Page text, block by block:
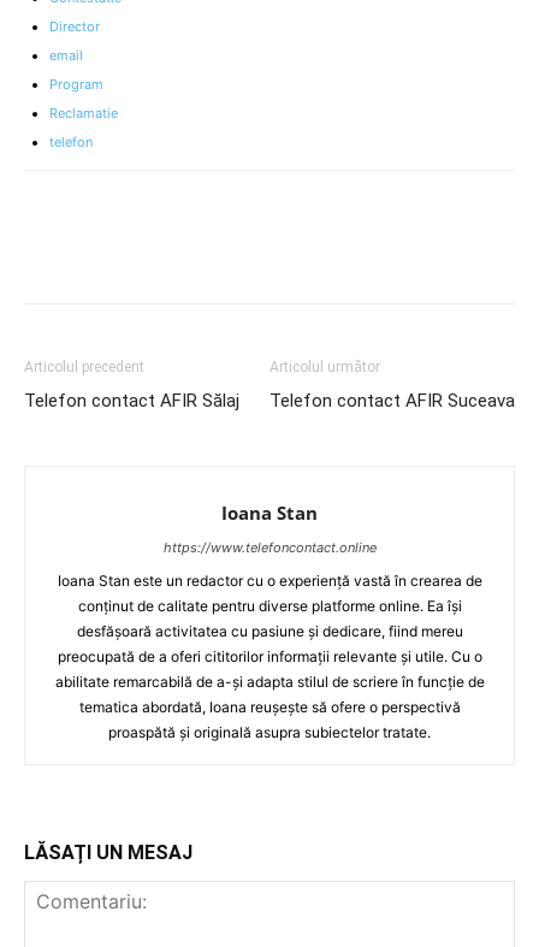
Director
email
Program
Reclamatie
telefon
Articolul precedent
Telefon contact AFIR Sălaj
Articolul următor
Telefon contact AFIR Suceava
Ioana Stan
https://www.telefoncontact.online
Ioana Stan este un redactor cu o experiență vastă în crearea de
conținut de calitate pentru diverse platforme online. Ea își
desfășoară activitatea cu pasiune și dedicare, fiind mereu
preocupată de a oferi cititorilor informații relevante și utile. Cu o
abilitate remarcabilă de a-și adapta stilul de scriere în funcție de
tematica abordată, Ioana reușește să ofere o perspectivă
proaspătă și originală asupra subiectelor tratate.
LĂSAȚI UN MESAJ